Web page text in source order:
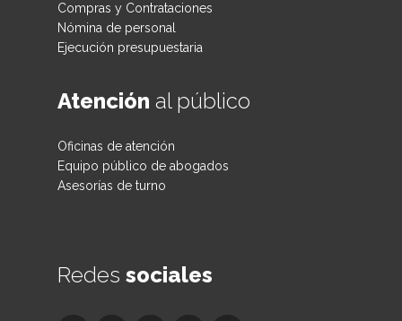
Compras y Contrataciones
Nómina de personal
Ejecución presupuestaria
Atención al público
Oficinas de atención
Equipo público de abogados
Asesorías de turno
Redes sociales